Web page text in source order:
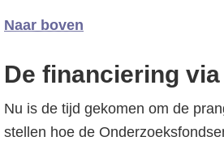
Naar boven
De financiering
Nu is de tijd gekomen om de
stellen hoe de